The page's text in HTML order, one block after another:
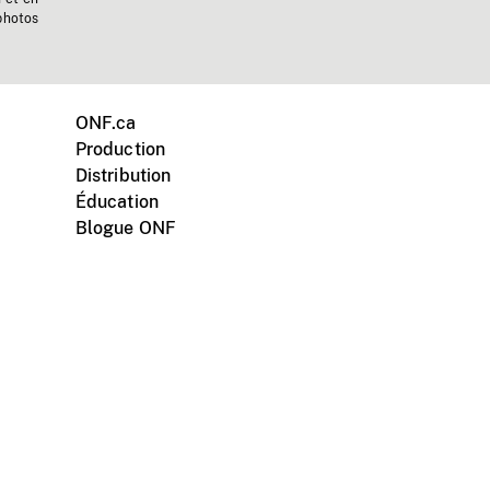
ONF.ca
Production
Distribution
Éducation
Blogue ONF